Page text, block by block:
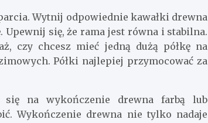
Wytnij odpowiednie kawałki drewna
się, że rama jest równa i stabilna.
czy chcesz mieć jedną dużą półkę na
Półki najlepiej przymocować za
się na wykończenie drewna farbą lub
Wykończenie drewna nie tylko nadaje